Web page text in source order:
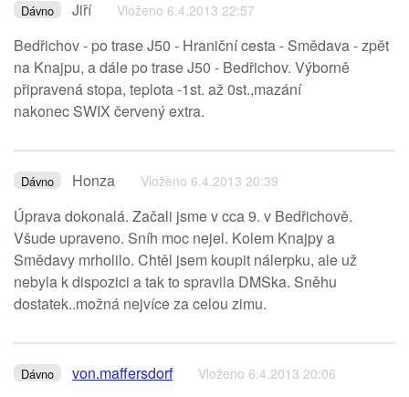
Dávno Jiří Vloženo 6.4.2013 22:57
Bedřichov - po trase J50 - Hraniční cesta - Smědava - zpět
na Knajpu, a dále po trase J50 - Bedřichov. Výborně
připravená stopa, teplota -1st. až 0st.,mazání
nakonec SWIX červený extra.
Dávno Honza Vloženo 6.4.2013 20:39
Úprava dokonalá. Začali jsme v cca 9. v Bedřichově.
Všude upraveno. Sníh moc nejel. Kolem Knajpy a
Smědavy mrholilo. Chtěl jsem koupit nálerpku, ale už
nebyla k dispozici a tak to spravila DMSka. Sněhu
dostatek..možná nejvíce za celou zimu.
Dávno von.maffersdorf Vloženo 6.4.2013 20:06